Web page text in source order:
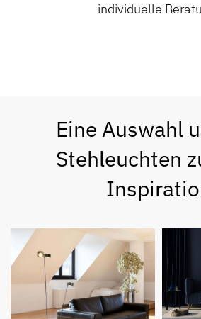
individuelle
Eine Auswahl
Stehleuchten